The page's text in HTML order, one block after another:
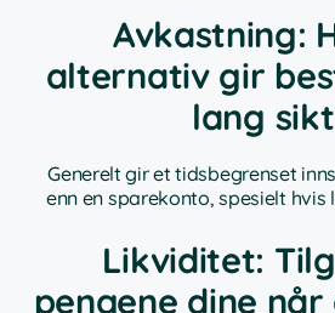
Avkastning:
alternativ gir
lang
Generelt gir et tidsbegrenset
enn en sparekonto, spesielt hvis
Likviditet:
pengene dine